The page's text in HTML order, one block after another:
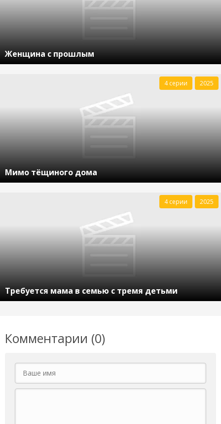
Женщина с прошлым
Мимо тёщиного дома
4 серии 2025
Требуется мама в семью с тремя детьми
4 серии 2025
Комментарии (0)